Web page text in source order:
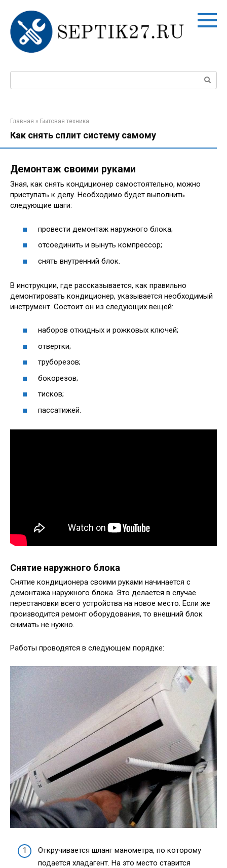
контенту
Главная » Бытовая техника
Как снять сплит систему самому
Демонтаж своими руками
Зная, как снять кондиционер самостоятельно, можно
приступать к делу. Необходимо будет выполнить
следующие шаги:
провести демонтаж наружного блока;
отсоединить и вынуть компрессор;
снять внутренний блок.
В инструкции, где рассказывается, как правильно
демонтировать кондиционер, указывается необходимый
инструмент. Состоит он из следующих вещей:
наборов откидных и рожковых ключей;
отвертки;
труборезов;
бокорезов;
тисков;
пассатижей.
Снятие наружного блока
Снятие кондиционера своими руками начинается с
демонтажа наружного блока. Это делается в случае
перестановки всего устройства на новое место. Если же
производится ремонт оборудования, то внешний блок
снимать не нужно.
Работы проводятся в следующем порядке:
Откручивается шланг манометра, по которому
подается хладагент. На это место ставится